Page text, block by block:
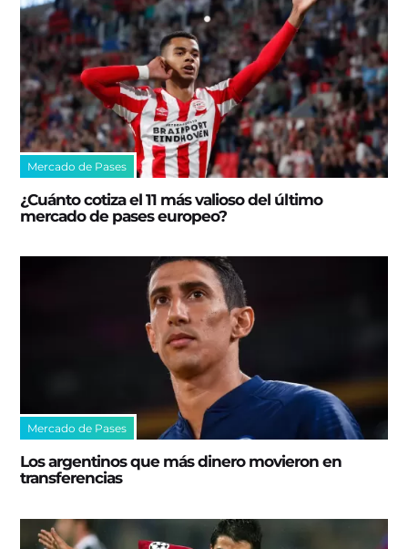
Mercado de Pases
¿Cuánto cotiza el 11 más valioso del último
mercado de pases europeo?
Mercado de Pases
Los argentinos que más dinero movieron en
transferencias